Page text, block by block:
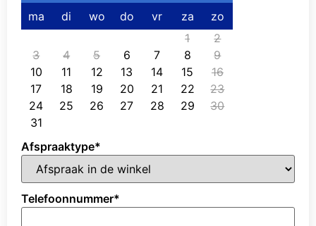
ma di wo do vr za
zo
1
2
3
4 5 6 7 8
9
10
11 12 13 14 15
16
17
18 19 20 21 22
23
24
25 26 27 28 29
30
31
Afspraaktype*
Telefoonnummer*